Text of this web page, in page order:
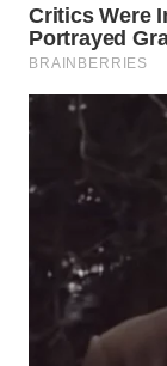
SUMEDANG
CIANJUR
KEPULAUAN
WN
TANGERANG